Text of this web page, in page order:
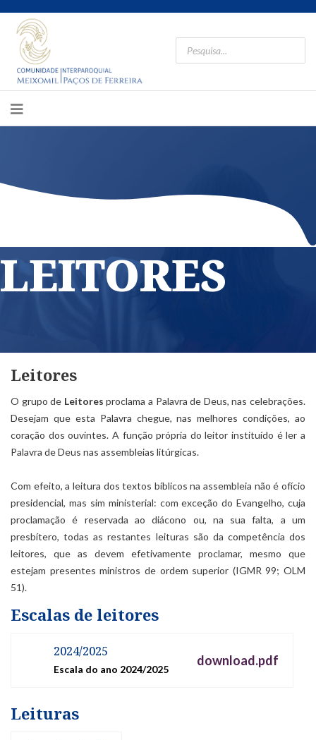
LEITORES
Leitores
O grupo de Leitores proclama a Palavra de Deus, nas celebrações.
Desejam que esta Palavra chegue, nas melhores condições, ao
coração dos ouvintes. A função própria do leitor instituído é ler a
Palavra de Deus nas assembleias litúrgicas.
Com efeito, a leitura dos textos bíblicos na assembleia não é ofício
presidencial, mas sim ministerial: com exceção do Evangelho, cuja
proclamação é reservada ao diácono ou, na sua falta, a um
presbítero, todas as restantes leituras são da competência dos
leitores, que as devem efetivamente proclamar, mesmo que
estejam presentes ministros de ordem superior (IGMR 99; OLM
51).
Escalas de leitores
2024/2025
Escala do ano 2024/2025
download.pdf
Leituras